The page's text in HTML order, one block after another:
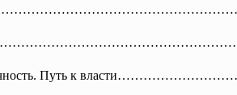
личность. Путь к